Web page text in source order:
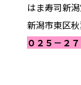
はま寿司新
新潟市東区
０２５－２